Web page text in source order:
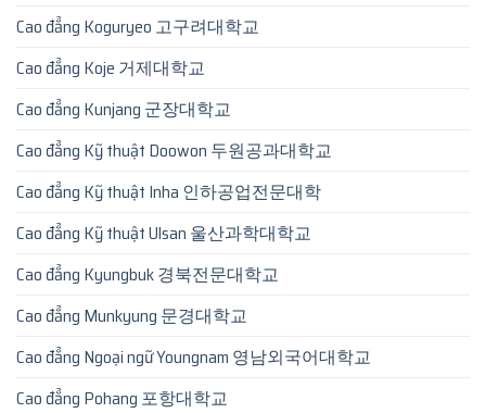
Cao đẳng Koguryeo 고구려대학교
Cao đẳng Koje 거제대학교
Cao đẳng Kunjang 군장대학교
Cao đẳng Kỹ thuật Doowon 두원공과대학교
Cao đẳng Kỹ thuật Inha 인하공업전문대학
Cao đẳng Kỹ thuật Ulsan 울산과학대학교
Cao đẳng Kyungbuk 경북전문대학교
Cao đẳng Munkyung 문경대학교
Cao đẳng Ngoại ngữ Youngnam 영남외국어대학교
Cao đẳng Pohang 포항대학교